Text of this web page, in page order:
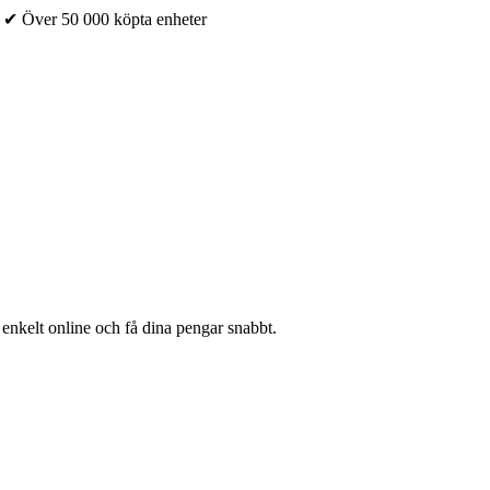
✔ Över 50 000 köpta enheter
online och få dina pengar snabbt.